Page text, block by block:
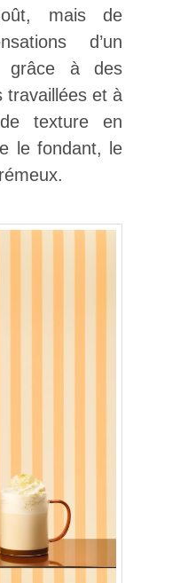
mais de
d’un
grâce à des
travaillées et à
texture en
le fondant, le